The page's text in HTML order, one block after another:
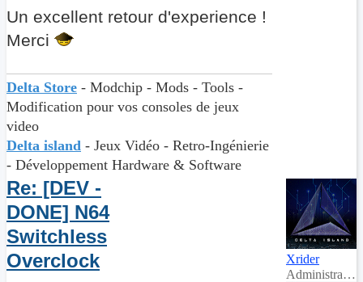
Un excellent retour d'experience !
Merci
Delta Store - Modchip - Mods - Tools -
Modification pour vos consoles de jeux
video
Delta island - Jeux Vidéo - Retro-Ingénierie
- Développement Hardware & Software
Re: [DEV -
DONE] N64
Switchless
Overclock
Xrider
Administrateur